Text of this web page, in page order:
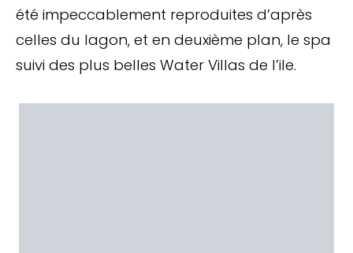
été impeccablement reproduites d’après
celles du lagon, et en deuxième plan, le spa
suivi des plus belles Water Villas de l’ile.